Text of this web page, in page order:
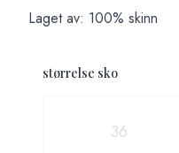
Laget av: 100% skinn
størrelse sko
36